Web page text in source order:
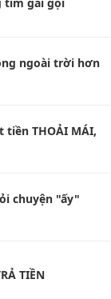
ngoài trời hơn
tiền THOẢI MÁI,
chuyện "ấy"
TIỀN